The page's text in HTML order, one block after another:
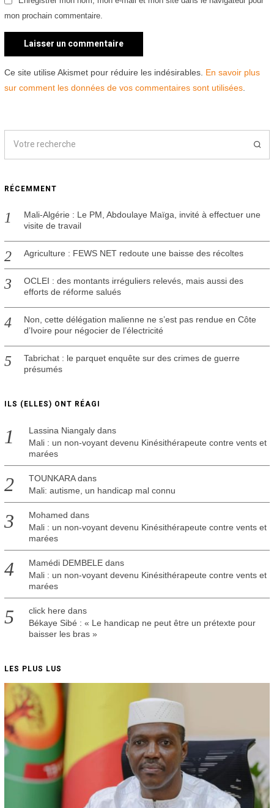
mon prochain commentaire.
Ce site utilise Akismet pour réduire les indésirables. En savoir plus
sur comment les données de vos commentaires sont utilisées.
RÉCEMMENT
Mali-Algérie : Le PM, Abdoulaye Maïga, invité à effectuer une
visite de travail
Agriculture : FEWS NET redoute une baisse des récoltes
OCLEI : des montants irréguliers relevés, mais aussi des
efforts de réforme salués
Non, cette délégation malienne ne s’est pas rendue en Côte
d’Ivoire pour négocier de l’électricité
Tabrichat : le parquet enquête sur des crimes de guerre
présumés
ILS (ELLES) ONT RÉAGI
Lassina Niangalydans
Mali : un non-voyant devenu Kinésithérapeute contre vents et
marées
TOUNKARAdans
Mali: autisme, un handicap mal connu
Mohamed dans
Mali : un non-voyant devenu Kinésithérapeute contre vents et
marées
Mamédi DEMBELEdans
Mali : un non-voyant devenu Kinésithérapeute contre vents et
marées
click here dans
Békaye Sibé : « Le handicap ne peut être un prétexte pour
baisser les bras »
LES PLUS LUS